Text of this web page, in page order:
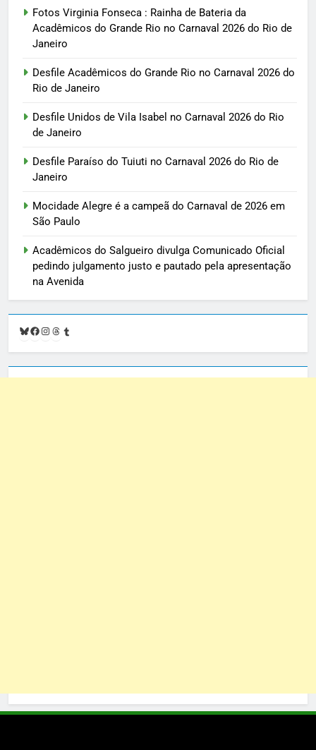
Fotos Virginia Fonseca : Rainha de Bateria da
Acadêmicos do Grande Rio no Carnaval 2026 do Rio de
Janeiro
Desfile Acadêmicos do Grande Rio no Carnaval 2026 do
Rio de Janeiro
Desfile Unidos de Vila Isabel no Carnaval 2026 do Rio
de Janeiro
Desfile Paraíso do Tuiuti no Carnaval 2026 do Rio de
Janeiro
Mocidade Alegre é a campeã do Carnaval de 2026 em
São Paulo
Acadêmicos do Salgueiro divulga Comunicado Oficial
pedindo julgamento justo e pautado pela apresentação
na Avenida
Bluesky
Facebook
Instagram
Threads